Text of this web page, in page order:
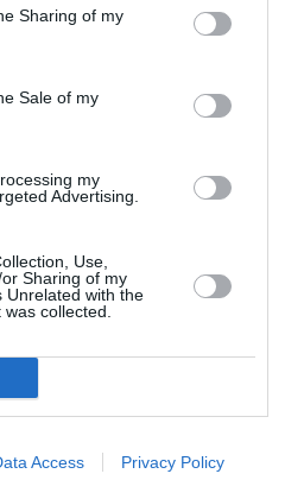
Sharing of my
Sale of my
my
Advertising.
Use,
Sharing of my
Unrelated with the
collected.
Access Privacy Policy
L'ARTICLE
UN COMMENTAIRE